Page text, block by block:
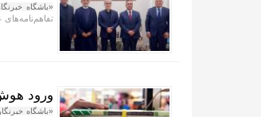
«باشگاه
تفاهم‌نامه‌های
ورود
«باشگاه